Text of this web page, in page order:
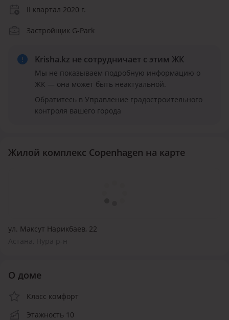
II квартал 2020 г.
Застройщик G-Park
Krisha.kz не сотрудничает с этим ЖК
Мы не показываем подробную информацию о
ЖК — она может быть неактуальной.
Обратитесь в Управление градостроительного
контроля вашего города
Жилой комплекс Copenhagen на карте
ул. Максут Нарикбаев, 22
О доме
Класс комфорт
Этажность 10